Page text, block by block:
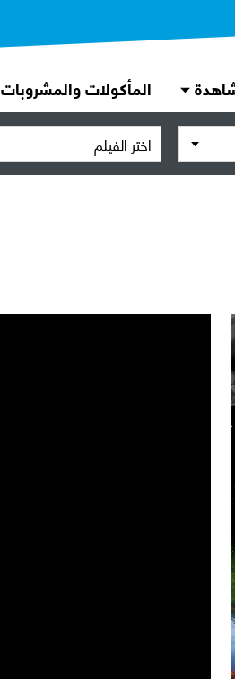
المأكولات والمشروبات
اختر الفيلم